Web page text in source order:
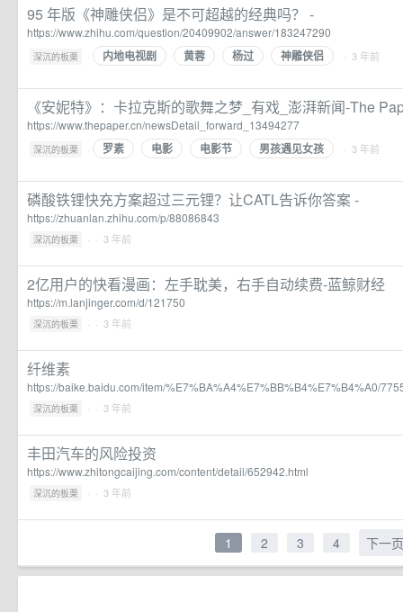
95 年版《神雕侠侣》是不可超越的经典吗？ -
https://www.zhihu.com/question/20409902/answer/183247290
深沉的板栗 · 内地电视剧 黄蓉 杨过 神雕侠侣 · 3 年前
《安妮特》：卡拉克斯的歌舞之梦_有戏_澎湃新闻-The
https://www.thepaper.cn/newsDetail_forward_13494277
深沉的板栗 · 罗素 电影 电影节 男孩遇见女孩 · 3 年前
磷酸铁锂快充方案超过三元锂？让CATL告诉你答案 -
https://zhuanlan.zhihu.com/p/88086843
深沉的板栗 · · 3 年前
2亿用户的快看漫画：左手耽美，右手自动续费-蓝鲸财经
https://m.lanjinger.com/d/121750
深沉的板栗 · · 3 年前
纤维素
https://baike.baidu.com/item/%E7%BA%A4%E7%BB%B4%E7%B4%A0/
深沉的板栗 · · 3 年前
丰田汽车的风险投资
https://www.zhitongcaijing.com/content/detail/652942.html
深沉的板栗 · · 3 年前
1 2 3 4 下一页